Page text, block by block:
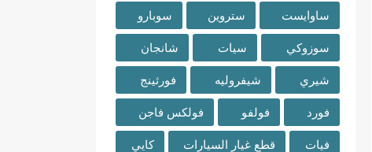
ساوايست ستروين سوبارو
سوزوكي سيات شانجان
شيري شيفروليه فورثينج
فورد فولفو فولكس فاجن
فيات قطع غيار السيارات كايي